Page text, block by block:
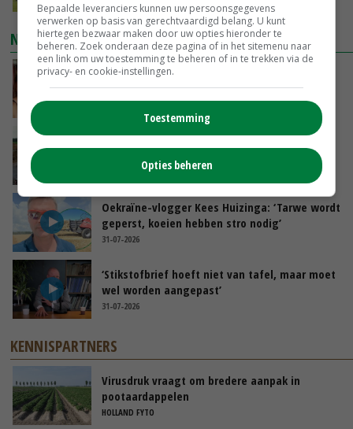
NIEUWSTE VIDEO'S
Danique in Canada: ‘Superveel schik gehad
tijdens stage’
POAH!: Fendt 1042
Oekraïne-vlogger Kees Huizinga: ‘Tarwe wordt
geperst, koeien hebben stro nodig’
31-07-2026
‘Stikstofbrief hoeft niet van tafel, maar moet
wel worden aangepast’
31-07-2026
KENNISPARTNERS
Virusdruk vraagt om bredere aanpak in
pootaardappelen
HOLLAND FYTO
Bepaalde leveranciers kunnen uw persoonsgegevens
verwerken op basis van gerechtvaardigd belang. U kunt
hiertegen bezwaar maken door uw opties hieronder te
beheren. Zoek onderaan deze pagina of in het sitemenu naar
een link om uw toestemming te beheren of in te trekken via de
privacy- en cookie-instellingen.
Toestemming
Opties beheren